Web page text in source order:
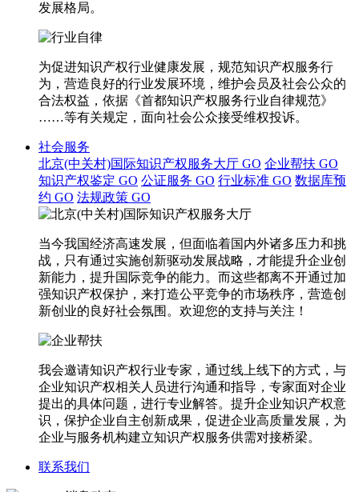
发展格局。
为促进知识产权行业健康发展，规范知识产权服务行
为，营造良好的行业发展环境，维护会员及社会公众的
合法权益，依据《首都知识产权服务行业自律规范》
……等有关规定，面向社会公众接受维权投诉。
社会服务
北京(中关村)国际知识产权服务大厅 GO 企业帮扶 GO
知识产权鉴定 GO 公证服务 GO 行业标准 GO 数据库预
约 GO 法规政策 GO
当今我国经济高速发展，但面临着国内外诸多压力和挑
战，只有通过实施创新驱动发展战略，才能提升企业创
新能力，提升国际竞争的能力。而这些都离不开通过加
强知识产权保护，来打造公平竞争的市场秩序，营造创
新创业的良好社会氛围。欢迎您的支持与关注！
我会邀请知识产权行业专家，通过线上线下的方式，与
企业知识产权相关人员进行沟通和指导，专家面对企业
提出的具体问题，进行专业解答。提升企业知识产权意
识，保护企业自主创新成果，促进企业高质量发展，为
企业与服务机构建立知识产权服务供需对接桥梁。
联系我们